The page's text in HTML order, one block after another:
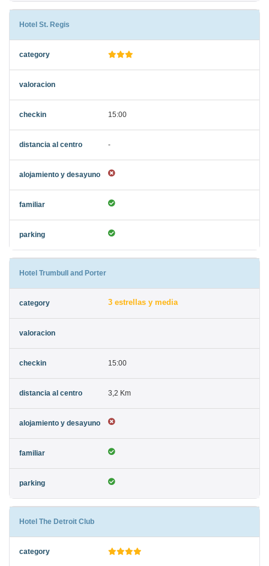
Hotel St. Regis
15:00
-
Hotel Trumbull and Porter
3 estrellas y media
15:00
3,2 Km
Hotel The Detroit Club